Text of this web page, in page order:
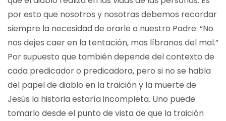
por esto que nosotros y nosotras debemos recordar
siempre la necesidad de orarle a nuestro Padre: “No
nos dejes caer en la tentación, mas líbranos del mal.”
Por supuesto que también depende del contexto de
cada predicador o predicadora, pero si no se habla
del papel de diablo en la traición y la muerte de
Jesús la historia estaría incompleta. Uno puede
tomarlo desde el punto de vista de que la traición